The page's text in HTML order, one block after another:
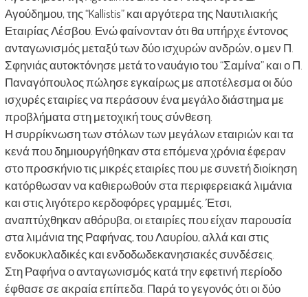
Αγούδημου, της “Kallistis” και αργότερα της Ναυτιλιακής
Εταιρίας Λέσβου. Ενώ φαίνονταν ότι θα υπήρχε έντονος
ανταγωνισμός μεταξύ των δύο ισχυρών ανδρών, ο μεν Π.
Σφηνιάς αυτοκτόνησε μετά το ναυάγιο του “Σαμίνα” και ο Π.
Παναγόπουλος πώλησε εγκαίρως με αποτέλεσμα οι δύο
ισχυρές εταιρίες να περάσουν ένα μεγάλο διάστημα με
προβλήματα στη μετοχική τους σύνθεση.
Η συρρίκνωση των στόλων των μεγάλων εταιριών και τα
κενά που δημιουργήθηκαν στα επόμενα χρόνια έφεραν
στο προσκήνιο τις μικρές εταιρίες που με συνετή διοίκηση
κατόρθωσαν να καθιερωθούν στα περιφερειακά λιμάνια
και στις λιγότερο κερδοφόρες γραμμές. Έτσι,
αναπτύχθηκαν αθόρυβα, οι εταιρίες που είχαν παρουσία
στα λιμάνια της Ραφήνας, του Λαυρίου, αλλά και στις
ενδοκυκλαδικές και ενδοδωδεκανησιακές συνδέσεις.
Στη Ραφήνα ο ανταγωνισμός κατά την εφετινή περίοδο
έφθασε σε ακραία επίπεδα. Παρά το γεγονός ότι οι δύο